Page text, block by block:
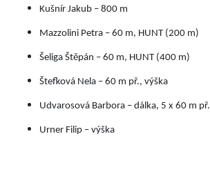
Kušnír Jakub – 800 m
Mazzolini Petra – 60 m, HUNT (200 m)
Šeliga Štěpán – 60 m, HUNT (400 m)
Štefková Nela – 60 m př., výška
Udvarosová Barbora – dálka, 5 x 60 m př.
Urner Filip – výška